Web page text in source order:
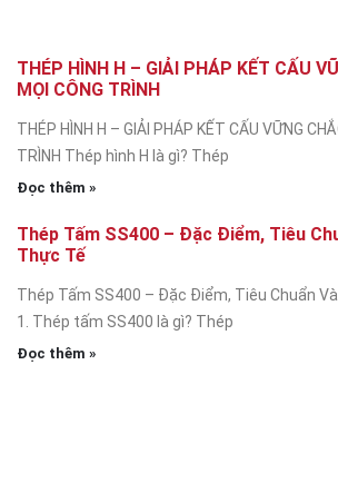
THÉP HÌNH H – GIẢI PHÁP KẾT CẤU
MỌI CÔNG TRÌNH
THÉP HÌNH H – GIẢI PHÁP KẾT CẤU VỮNG
TRÌNH Thép hình H là gì? Thép
Đọc thêm »
Thép Tấm SS400 – Đặc Điểm, Tiêu
Thực Tế
Thép Tấm SS400 – Đặc Điểm, Tiêu Chuẩn
1. Thép tấm SS400 là gì? Thép
Đọc thêm »